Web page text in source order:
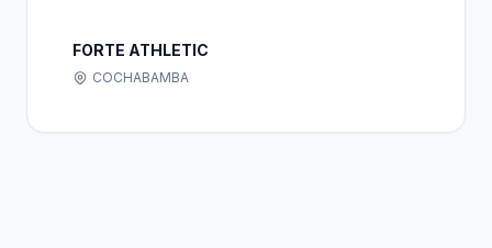
FORTE ATHLETIC
COCHABAMBA